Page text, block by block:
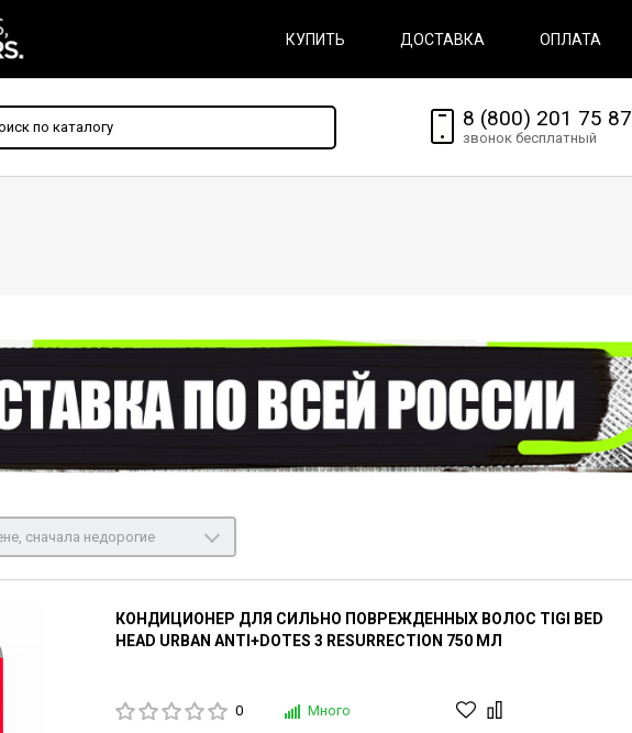
КУПИТЬ ДОСТАВКА ОПЛАТА
8 (800) 201 75 87
звонок бесплатный
сначала недорогие
КОНДИЦИОНЕР ДЛЯ СИЛЬНО ПОВРЕЖДЕННЫХ ВОЛОС TIGI BED
HEAD URBAN ANTI+DOTES 3 RESURRECTION 750 МЛ
0 Много